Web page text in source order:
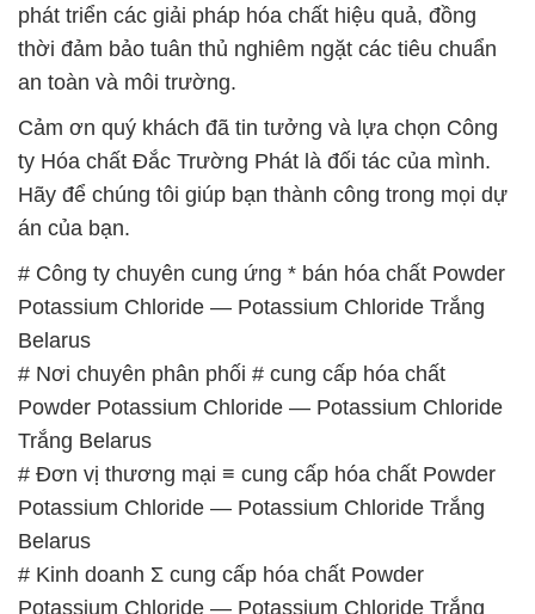
ty Hóa chất Đắc Trường Phát là đối tác của mình.
Hãy để chúng tôi giúp bạn thành công trong mọi dự
án của bạn.
# Công ty chuyên cung ứng * bán hóa chất Powder
Potassium Chloride — Potassium Chloride Trắng
Belarus
# Nơi chuyên phân phối # cung cấp hóa chất
Powder Potassium Chloride — Potassium Chloride
Trắng Belarus
# Đơn vị thương mại ≡ cung cấp hóa chất Powder
Potassium Chloride — Potassium Chloride Trắng
Belarus
# Kinh doanh Σ cung cấp hóa chất Powder
Potassium Chloride — Potassium Chloride Trắng
Belarus
# Địa chỉ kinh doanh # bán hóa chất Powder
Potassium Chloride — Potassium Chloride Trắng
Belarus